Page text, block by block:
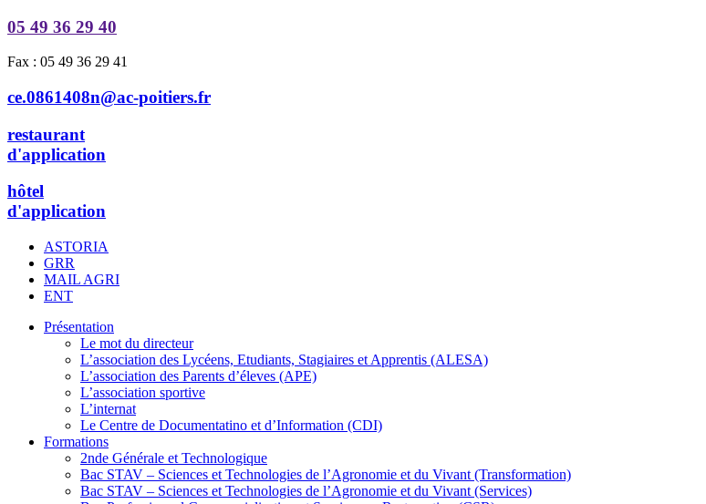
05 49 36 29 40
Fax : 05 49 36 29 41
ce.0861408n@ac-poitiers.fr
restaurant
d'application
hôtel
d'application
ASTORIA
GRR
MAIL AGRI
ENT
Présentation
Le mot du directeur​
L’association des Lycéens, Etudiants, Stagiaires et Apprentis (ALESA)
L’association des Parents d’éleves (APE)
L’association sportive
L’internat
Le Centre de Documentatino et d’Information (CDI)
Formations
2nde Générale et Technologique
Bac STAV – Sciences et Technologies de l’Agronomie et du Vivant (Transformation)
Bac STAV – Sciences et Technologies de l’Agronomie et du Vivant (Services)